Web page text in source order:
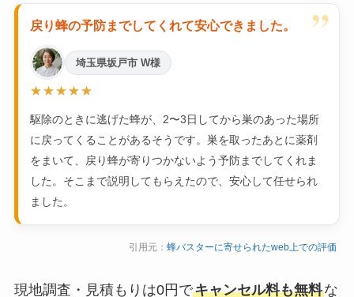
”
戻り蜂の予防までしてくれて安心できました。
埼玉県坂戸市 W様
★★★★★
駆除のときに逃げた蜂が、2〜3日してから巣のあった場所
に戻ってくることがあるそうです。巣を取ったあとに薬剤
をまいて、戻り蜂が寄りつかないよう予防までしてくれま
した。そこまで説明してもらえたので、安心して任せられ
ました。
引用元：蜂バスターに寄せられたweb上での評価
現地調査・見積もりは0円でキャンセル料も無料な